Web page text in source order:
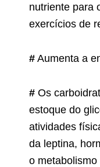
nutriente para
exercícios de
# Aumenta a
# Os
estoque do
atividades
da leptina,
o metabolismo